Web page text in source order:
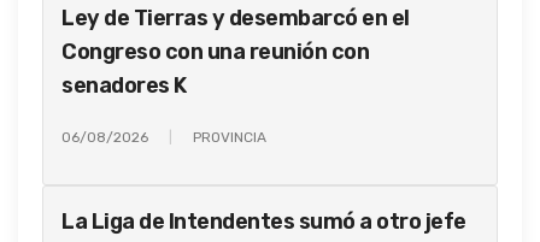
Ley de Tierras y desembarcó en el
Congreso con una reunión con
senadores K
06/08/2026 PROVINCIA
La Liga de Intendentes sumó a otro jefe